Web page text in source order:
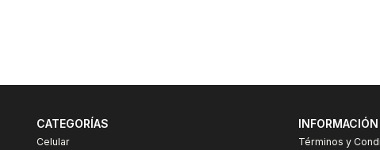
CATEGORÍAS
Celular
INFORMACIÓN
Términos y